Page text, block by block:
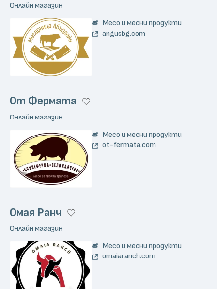
Онлайн магазин
Месо и месни продукти
angusbg.com
От Фермата
Онлайн магазин
Месо и месни продукти
ot-fermata.com
Омая Ранч
Онлайн магазин
Месо и месни продукти
omaiaranch.com